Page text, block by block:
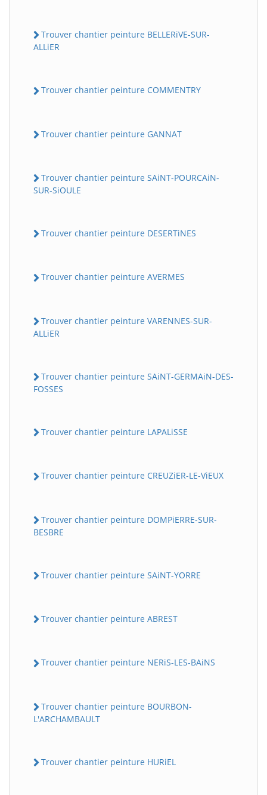
Trouver chantier peinture BELLERiVE-SUR-
ALLiER
Trouver chantier peinture COMMENTRY
Trouver chantier peinture GANNAT
Trouver chantier peinture SAiNT-POURCAiN-
SUR-SiOULE
Trouver chantier peinture DESERTiNES
Trouver chantier peinture AVERMES
Trouver chantier peinture VARENNES-SUR-
ALLiER
Trouver chantier peinture SAiNT-GERMAiN-DES-
FOSSES
Trouver chantier peinture LAPALiSSE
Trouver chantier peinture CREUZiER-LE-ViEUX
Trouver chantier peinture DOMPiERRE-SUR-
BESBRE
Trouver chantier peinture SAiNT-YORRE
Trouver chantier peinture ABREST
Trouver chantier peinture NERiS-LES-BAiNS
Trouver chantier peinture BOURBON-
L'ARCHAMBAULT
Trouver chantier peinture HURiEL